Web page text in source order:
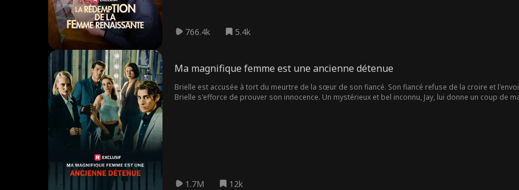
766.4k 5.4k
Ma magnifique femme est une ancienne détenue
Brielle est accusée à tort du meurtre de la sœur de son fiancé. Son fiancé refuse de la croire et
Brielle s'efforce de prouver son innocence. Un mystérieux et bel inconnu, Jay, lui donne un coup de
1.7M 12k